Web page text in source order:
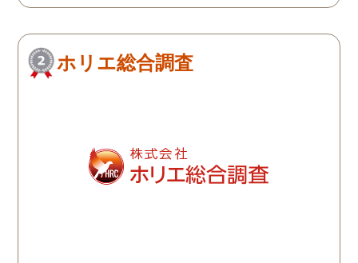
ホリエ総合調査